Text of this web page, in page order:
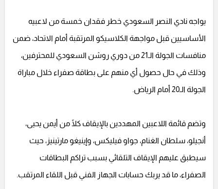
يواجه نادي النصر السعودي خطر فقدان خمسة من لاعبيه
الأساسيين قبل مواجهة الكلاسيكو المرتقبة أمام الاتحاد، ضمن
منافسات الجولة الـ21 من دوري روشن السعودي للمحترفين،
وذلك في حال حصول أي منهم على بطاقة صفراء خلال مباراة
الجولة الـ20 أمام الرياض.
وتضم قائمة اللاعبين المهددين بالإيقاف كلًا من أيمن يحيى،
أنجيلو، سلطان الغنام، جواو فيليكس، وإينيغو مارتينيز، حيث
سيطبق عليهم الإيقاف التلقائي بسبب تراكم البطاقات
الصفراء، ما قد يربك حسابات الجهاز الفني قبل اللقاء المرتقب.